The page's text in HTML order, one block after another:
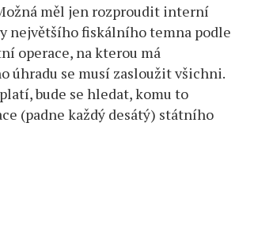
měl jen rozproudit interní
největšího fiskálního temna podle
operace, na kterou má
úhradu se musí zasloužit všichni.
bude se hledat, komu to
(padne každý desátý) státního